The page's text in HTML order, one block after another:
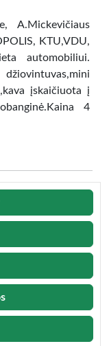
A.Mickevičiaus
KTU,VDU,
automobiliui.
įskaičiuota į
4